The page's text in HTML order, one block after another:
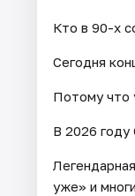
Артисты
Рейтинги
Кто в 90-х
Сегодня
Потому что
В 2026 году
уже» и